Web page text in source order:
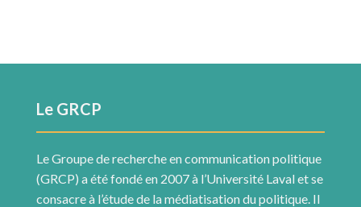
Le GRCP
Le Groupe de recherche en communication politique
(GRCP) a été fondé en 2007 à l’Université Laval et se
consacre à l’étude de la médiatisation du politique. Il